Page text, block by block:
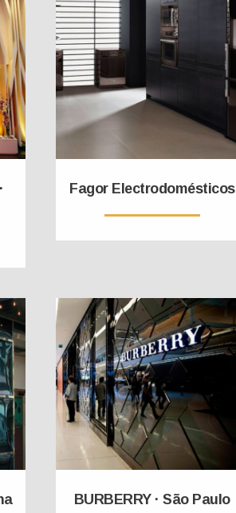
Fagor Electrodomésticos
BURBERRY · São Paulo